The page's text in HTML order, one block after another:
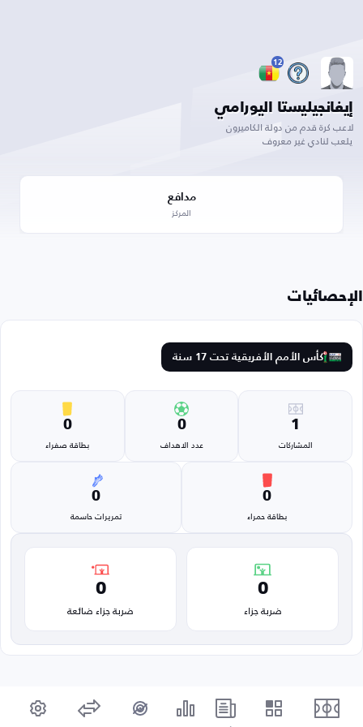
12
إيفانجيليستا اليورامي
لاعب كرة قدم من دولة الكاميرون
يلعب لنادي غير معروف
مدافع
المركز
الإحصائيات
كأس الأمم الأفريقية تحت 17 سنة
1
المشاركات
0
عدد الاهداف
0
بطاقة صفراء
0
بطاقة حمراء
0
تمريرات حاسمة
0
ضربة جزاء
0
ضربة جزاء ضائعة